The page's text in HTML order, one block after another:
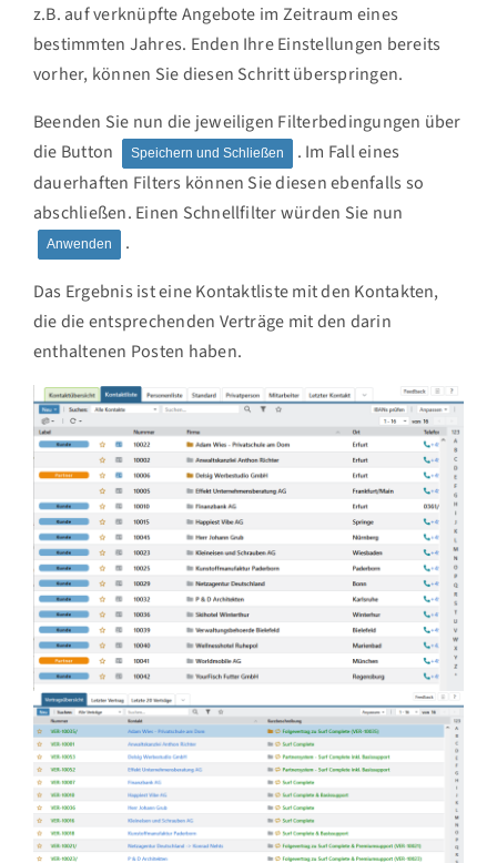
z.B. auf verknüpfte Angebote im Zeitraum eines
bestimmten Jahres. Enden Ihre Einstellungen bereits
vorher, können Sie diesen Schritt überspringen.
Beenden Sie nun die jeweiligen Filterbedingungen über
die Button
Speichern und Schließen
. Im Fall eines
dauerhaften Filters können Sie diesen ebenfalls so
abschließen. Einen Schnellfilter würden Sie nun
Anwenden
.
Das Ergebnis ist eine Kontaktliste mit den Kontakten,
die die entsprechenden Verträge mit den darin
enthaltenen Posten haben.